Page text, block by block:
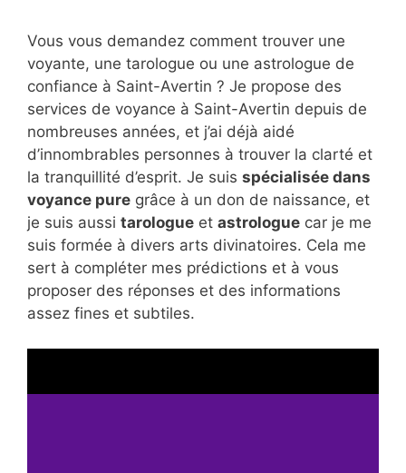
Vous vous demandez comment trouver une
voyante, une tarologue ou une astrologue de
confiance à Saint-Avertin ? Je propose des
services de voyance à Saint-Avertin depuis de
nombreuses années, et j’ai déjà aidé
d’innombrables personnes à trouver la clarté et
la tranquillité d’esprit. Je suis spécialisée dans
voyance pure grâce à un don de naissance, et
je suis aussi tarologue et astrologue car je me
suis formée à divers arts divinatoires. Cela me
sert à compléter mes prédictions et à vous
proposer des réponses et des informations
assez fines et subtiles.